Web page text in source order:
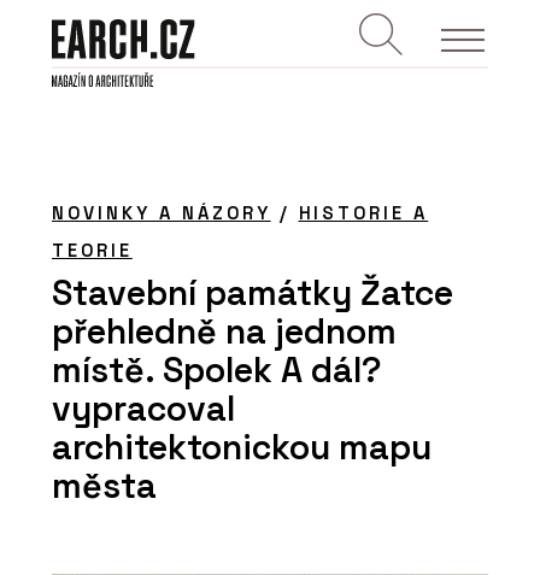
NOVINKY A NÁZORY / HISTORIE A
TEORIE
Stavební památky Žatce
přehledně na jednom
místě. Spolek A dál?
vypracoval
architektonickou mapu
města